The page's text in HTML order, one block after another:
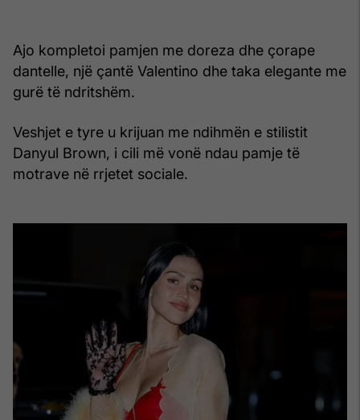
Ajo kompletoi pamjen me doreza dhe çorape
dantelle, një çantë Valentino dhe taka elegante me
gurë të ndritshëm.
Veshjet e tyre u krijuan me ndihmën e stilistit
Danyul Brown, i cili më vonë ndau pamje të
motrave në rrjetet sociale.